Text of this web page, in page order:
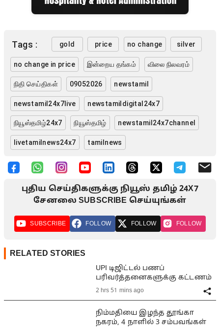
Tags : gold price no change silver
no change in price இன்றைய தங்கம் விலை நிலவரம்
நிதி செய்திகள் 09052026 newstamil
newstamil24x7live newstamildigital24x7
நியூஸ்தமிழ்24x7 நியூஸ்தமிழ் newstamil24x7channel
livetamilnews24x7 tamilnews
புதிய செய்திகளுக்கு நியூஸ் தமிழ் 24X7
சேனலை SUBSCRIBE செய்யுங்கள்
SUBSCRIBE FOLLOW FOLLOW FOLLOW
RELATED STORIES
UPI டிஜிட்டல் பணப்
பரிவர்த்தனைகளுக்கு கட்டணம்
2 hrs 51 mins ago
நிம்மதியை இழந்த தூங்கா
நகரம், 4 நாளில் 3 சம்பவங்கள்